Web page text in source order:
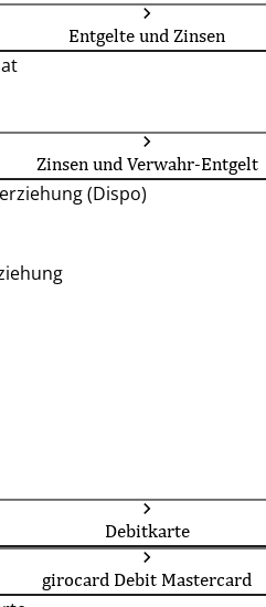
Entgelte und Zinsen
Zinsen und Verwahr-Entgelt
(Dispo)
Debitkarte
girocard Debit Mastercard